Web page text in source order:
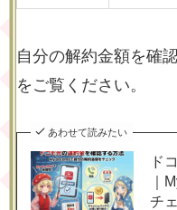
自分の解約金額を確
をご覧ください。
あわせて読みたい
ド
｜
チ